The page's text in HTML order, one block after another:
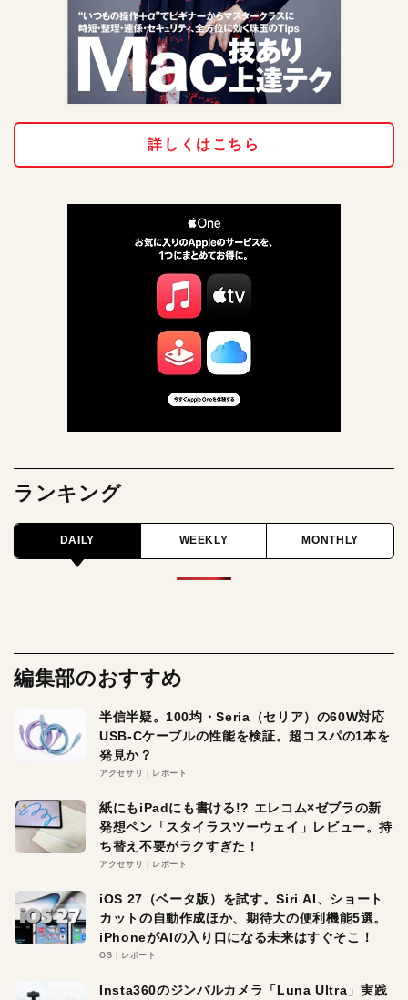
詳しくはこちら
ランキング
DAILY WEEKLY MONTHLY
編集部のおすすめ
半信半疑。100均・Seria（セリア）の60W対応
USB-Cケーブルの性能を検証。超コスパの1本を
発見か？
アクセサリ レポート
紙にもiPadにも書ける!? エレコム×ゼブラの新
発想ペン「スタイラスツーウェイ」レビュー。持
ち替え不要がラクすぎた！
アクセサリ レポート
iOS 27（ベータ版）を試す。Siri AI、ショート
カットの自動作成ほか、期待大の便利機能5選。
iPhoneがAIの入り口になる未来はすぐそこ！
OS レポート
Insta360のジンバルカメラ「Luna Ultra」実践